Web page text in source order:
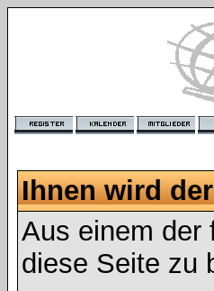
Ihnen wird
Aus einem der
diese Seite zu